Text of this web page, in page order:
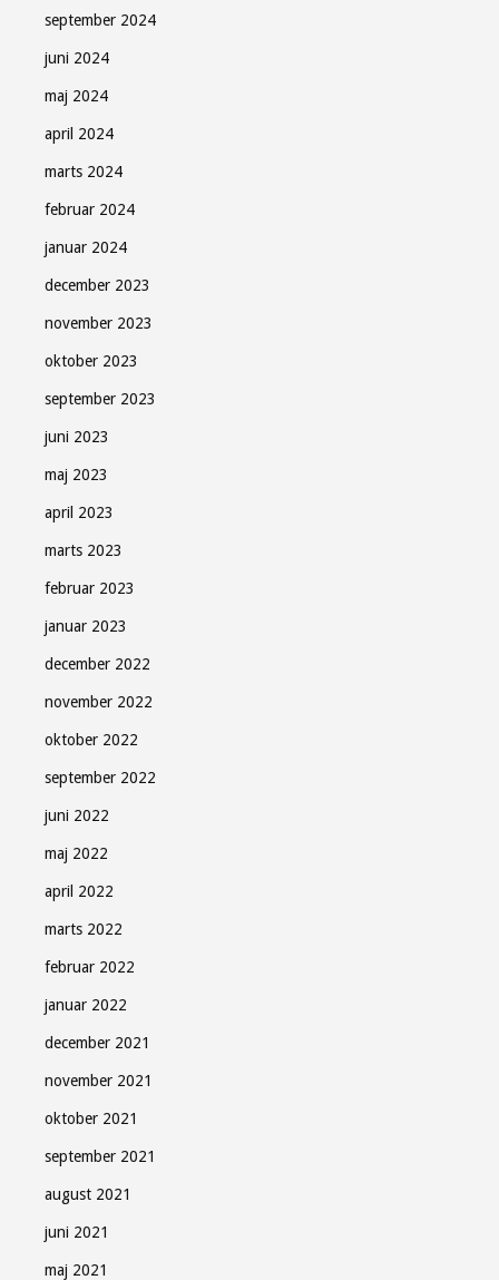
september 2024
juni 2024
maj 2024
april 2024
marts 2024
februar 2024
januar 2024
december 2023
november 2023
oktober 2023
september 2023
juni 2023
maj 2023
april 2023
marts 2023
februar 2023
januar 2023
december 2022
november 2022
oktober 2022
september 2022
juni 2022
maj 2022
april 2022
marts 2022
februar 2022
januar 2022
december 2021
november 2021
oktober 2021
september 2021
august 2021
juni 2021
maj 2021